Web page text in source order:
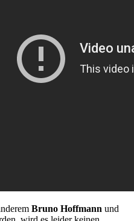
Bruno Hoffmann und